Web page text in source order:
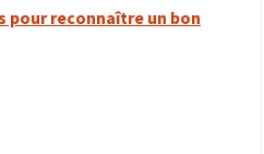
pour reconnaître un bon